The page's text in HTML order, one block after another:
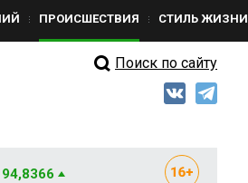
ПРОИСШЕСТВИЯ СТИЛЬ ЖИЗНИ
Поиск по сайту